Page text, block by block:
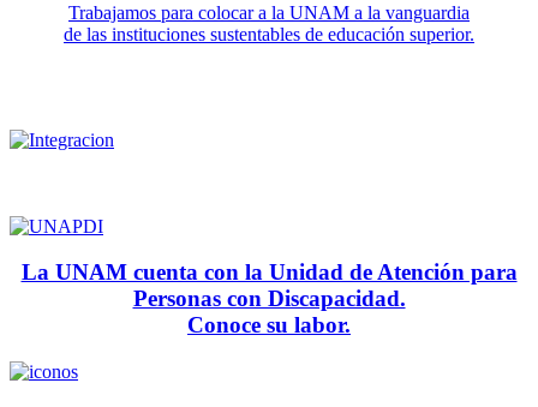
Trabajamos para colocar a la UNAM a la vanguardia
de las instituciones sustentables de educación superior.
La UNAM cuenta con la Unidad de Atención para
Personas con Discapacidad.
Conoce su labor.